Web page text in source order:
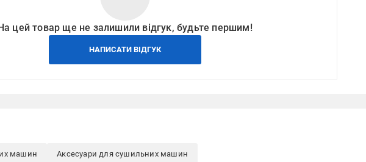
цей товар ще не залишили відгук, будьте першим!
НАПИСАТИ ВІДГУК
машин Аксесуари для сушильних машин